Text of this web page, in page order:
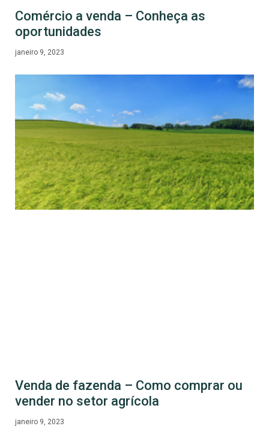
Comércio a venda – Conheça as
oportunidades
janeiro 9, 2023
Venda de fazenda – Como comprar ou
vender no setor agrícola
janeiro 9, 2023